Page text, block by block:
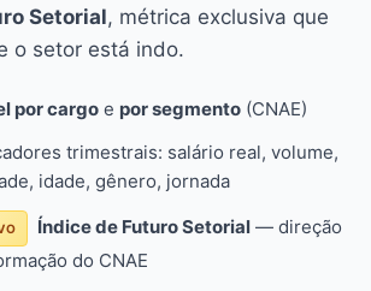
Setorial, métrica exclusiva que
o setor está indo.
por cargo e por segmento (CNAE)
trimestrais: salário real, volume,
idade, gênero, jornada
Índice de Futuro Setorial — direção
do CNAE